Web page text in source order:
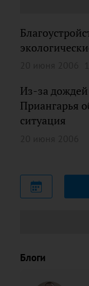
Из-за дождей
Приангарья
ситуация
Блоги